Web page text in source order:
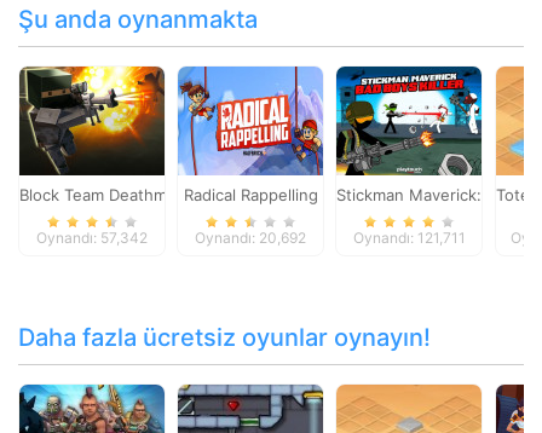
Şu anda oynanmakta
Block Team Deathmatch
Oynandı: 57,342
Radical Rappelling
Oynandı: 20,692
Stickman Maverick: Bad
Oynandı: 121,711
Daha fazla ücretsiz oyunlar oynayın!